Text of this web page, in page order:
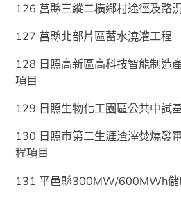
126 莒縣三縱二橫鄉村途徑及路
127 莒縣北部片區蓄水澆灌工程
128 日照高新區高科技智能制造
項目
129 日照生物化工園區公共中試
130 日照市第二生涯渣滓焚燒發
程項目
131 平邑縣300MW/600MWh儲